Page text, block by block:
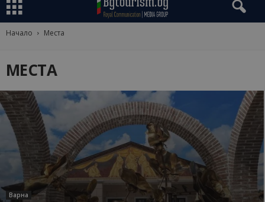
Начало Места
МЕСТА
Варна